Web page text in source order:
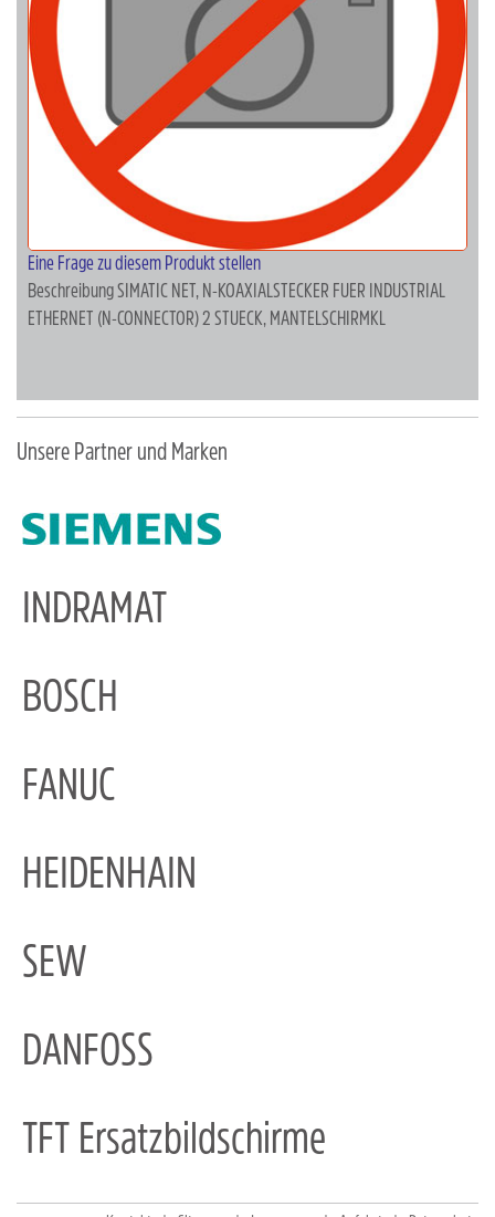
Eine Frage zu diesem Produkt stellen
BeschreibungSIMATIC NET, N-KOAXIALSTECKER FUER INDUSTRIAL
ETHERNET (N-CONNECTOR) 2 STUECK, MANTELSCHIRMKL
Unsere Partner und Marken
INDRAMAT
BOSCH
FANUC
HEIDENHAIN
SEW
DANFOSS
TFT Ersatzbildschirme